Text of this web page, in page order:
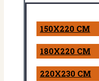
150Х220 СМ
180Х220 СМ
220Х230 СМ